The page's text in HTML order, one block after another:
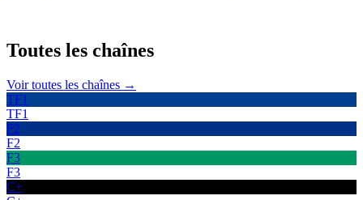
Toutes les chaînes
Voir toutes les chaînes →
TF1
TF1
F2
F2
F3
F3
C+